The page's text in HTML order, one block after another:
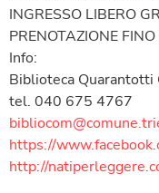
INGRESSO LIBERO
PRENOTAZIONE
Info:
Biblioteca Quarantotti
tel. 040 675 4767
https://
http://